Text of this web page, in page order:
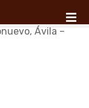
Ávila –